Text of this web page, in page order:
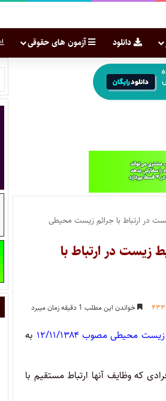
دانلود آزمون های حقوقی
در ارتباط با جرائم زیست محیطی
زیست در ارتباط با
۴۳۳ خواندن این مطلب 1 دقیقه زمان میبرد
مصوب ۱۲/۱۱/۱۳۸۴
به
که وظایف آنها ارتباط مستقیم با